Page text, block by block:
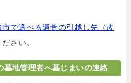
市で選べる遺骨の引越し先（改
さい。
墓地管理者へ墓じまいの連絡